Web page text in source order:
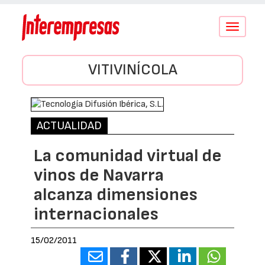
Conmutar
VITIVINÍCOLA
ACTUALIDAD
La comunidad virtual de
vinos de Navarra
alcanza dimensiones
internacionales
15/02/2011